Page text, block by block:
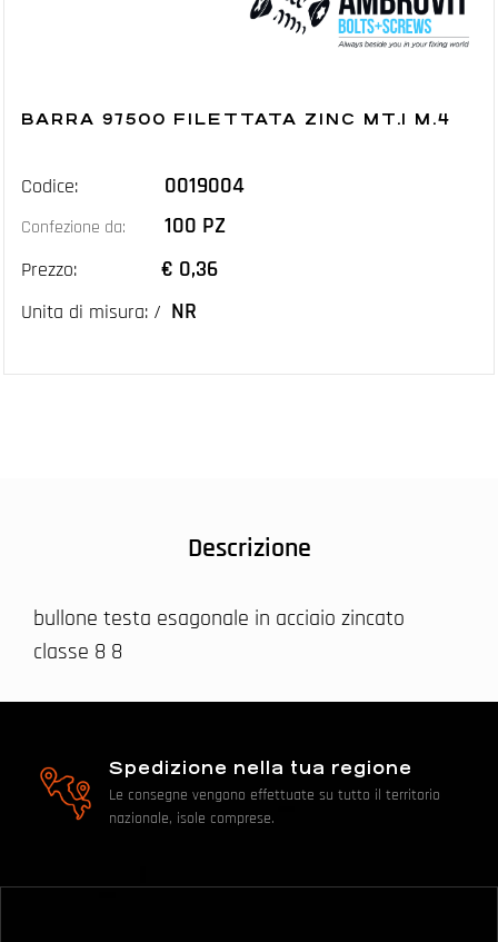
BARRA 97500 FILETTATA ZINC MT.1 M.4
Codice: 0019004
Confezione da: 100 PZ
Prezzo: € 0,36
Unita di misura: / NR
Descrizione
bullone testa esagonale in acciaio zincato
classe 8 8
Spedizione nella tua regione
Le consegne vengono effettuate su tutto il territorio
nazionale, isole comprese.